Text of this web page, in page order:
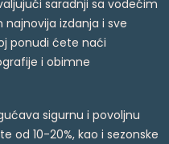
saradnji sa vodećim
izdanja i sve
ponudi ćete naći
i obimne
sigurnu i povoljnu
od 10-20%, kao i sezonske